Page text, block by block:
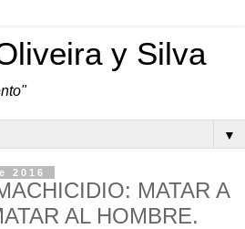
y Silva
▼
2016
MATAR A
AL HOMBRE.